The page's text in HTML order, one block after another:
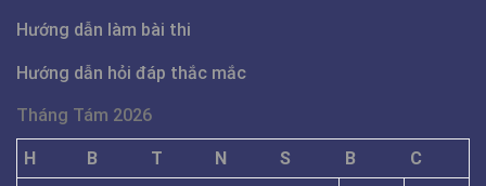
Hướng dẫn làm bài thi
Hướng dẫn hỏi đáp thắc mắc
Tháng Tám 2026
H B T N S B
C